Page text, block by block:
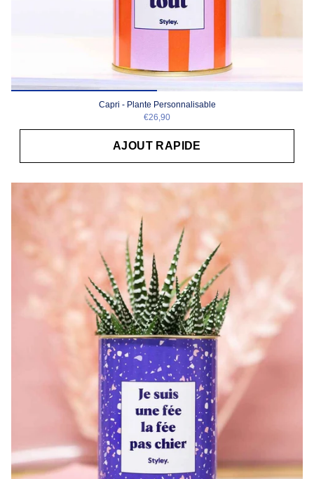
Capri - Plante Personnalisable
€26,90
AJOUT RAPIDE